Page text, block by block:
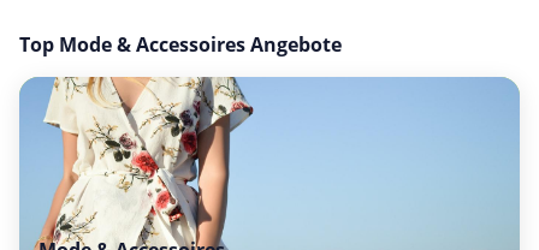
Top Mode & Accessoires Angebote